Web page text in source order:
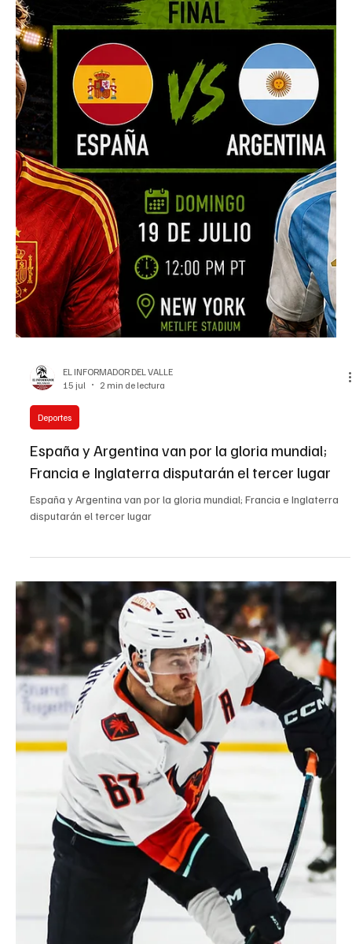
EL INFORMADOR DEL VALLE
23 jul
3 min de lectura
Spence y Tszyu calientan motores en Sídney
Spence y Tszyu calientan motores en Sídney